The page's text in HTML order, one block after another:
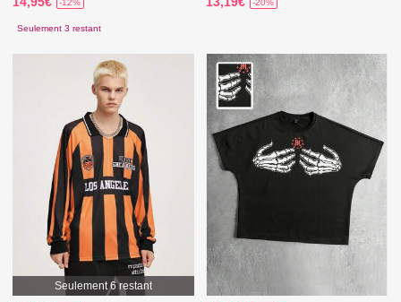
-12%
Seulement 3 restant
-20%
Seulement 6 restant